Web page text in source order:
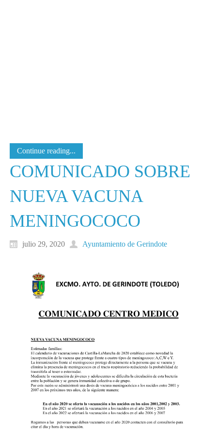
Continue reading...
COMUNICADO SOBRE
NUEVA VACUNA
MENINGOCOCO
julio 29, 2020 Ayuntamiento de Gerindote